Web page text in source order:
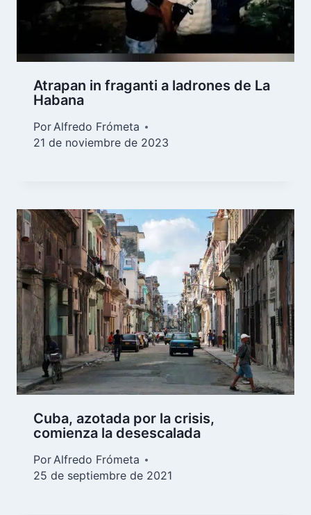
Atrapan in fraganti a ladrones de La
Habana
PorAlfredo Frómeta
21 de noviembre de 2023
Cuba, azotada por la crisis,
comienza la desescalada
PorAlfredo Frómeta
25 de septiembre de 2021